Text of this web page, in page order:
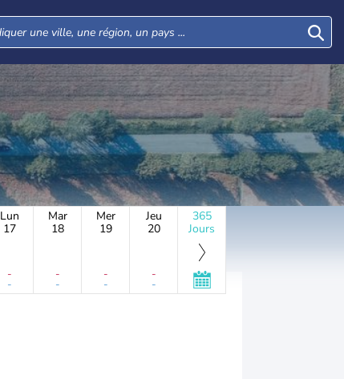
Lun
17
-
-
Mar
18
-
-
Mer
19
-
-
Jeu
20
-
-
365
Jours